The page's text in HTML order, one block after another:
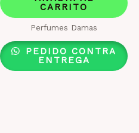
CARRITO
Perfumes Damas
PEDIDO CONTRA
ENTREGA